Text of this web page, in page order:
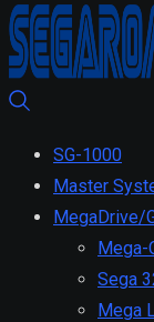
SG-1000
Master
MegaDrive/
Mega-
Sega
Mega